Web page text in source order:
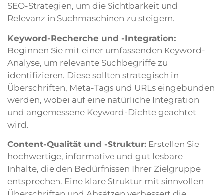
SEO-Strategien, um die Sichtbarkeit und
Relevanz in Suchmaschinen zu steigern.
Keyword-Recherche und -Integration:
Beginnen Sie mit einer umfassenden Keyword-
Analyse, um relevante Suchbegriffe zu
identifizieren. Diese sollten strategisch in
Überschriften, Meta-Tags und URLs eingebunden
werden, wobei auf eine natürliche Integration
und angemessene Keyword-Dichte geachtet
wird.
Content-Qualität und -Struktur: Erstellen Sie
hochwertige, informative und gut lesbare
Inhalte, die den Bedürfnissen Ihrer Zielgruppe
entsprechen. Eine klare Struktur mit sinnvollen